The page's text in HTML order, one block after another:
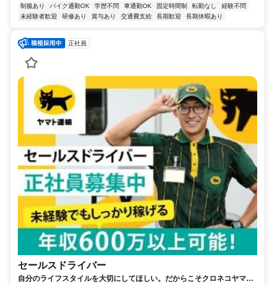
制服あり バイク通勤OK 学歴不問 車通勤OK 固定時間制 転勤なし
経験不問
未経験者歓迎
研修あり 賞与あり 交通費支給 長期歓迎 長期休暇あり
正社員
セールスドライバー
自分のライフスタイルを大切にしてほしい。だからこそクロネコヤマト